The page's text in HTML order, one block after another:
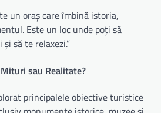
un oraș care îmbină istoria,
Este un loc unde poți să
să te relaxezi.”
sau Realitate?
principalele obiective turistice